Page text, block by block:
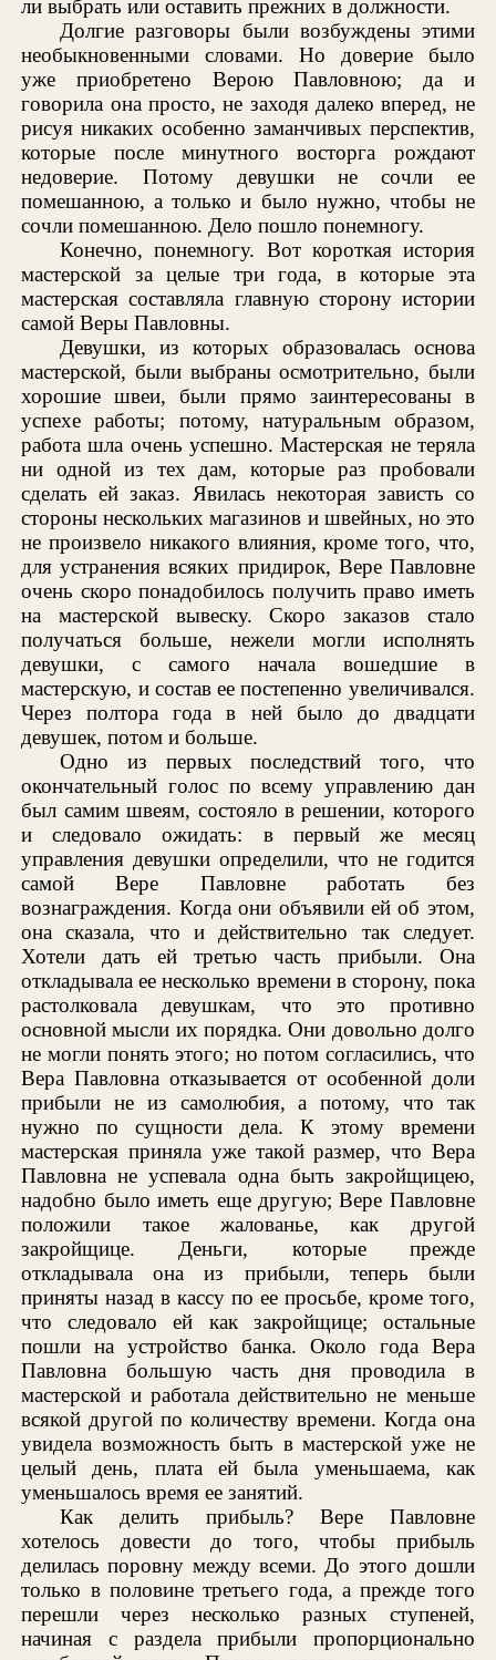
ли выбрать или оставить прежних в должности.
Долгие разговоры были возбуждены этими
необыкновенными словами. Но доверие было
уже приобретено Верою Павловною; да и
говорила она просто, не заходя далеко вперед, не
рисуя никаких особенно заманчивых перспектив,
которые после минутного восторга рождают
недоверие. Потому девушки не сочли ее
помешанною, а только и было нужно, чтобы не
сочли помешанною. Дело пошло понемногу.
Конечно, понемногу. Вот короткая история
мастерской за целые три года, в которые эта
мастерская составляла главную сторону истории
самой Веры Павловны.
Девушки, из которых образовалась основа
мастерской, были выбраны осмотрительно, были
хорошие швеи, были прямо заинтересованы в
успехе работы; потому, натуральным образом,
работа шла очень успешно. Мастерская не теряла
ни одной из тех дам, которые раз пробовали
сделать ей заказ. Явилась некоторая зависть со
стороны нескольких магазинов и швейных, но это
не произвело никакого влияния, кроме того, что,
для устранения всяких придирок, Вере Павловне
очень скоро понадобилось получить право иметь
на мастерской вывеску. Скоро заказов стало
получаться больше, нежели могли исполнять
девушки, с самого начала вошедшие в
мастерскую, и состав ее постепенно увеличивался.
Через полтора года в ней было до двадцати
девушек, потом и больше.
Одно из первых последствий того, что
окончательный голос по всему управлению дан
был самим швеям, состояло в решении, которого
и следовало ожидать: в первый же месяц
управления девушки определили, что не годится
самой Вере Павловне работать без
вознаграждения. Когда они объявили ей об этом,
она сказала, что и действительно так следует.
Хотели дать ей третью часть прибыли. Она
откладывала ее несколько времени в сторону, пока
растолковала девушкам, что это противно
основной мысли их порядка. Они довольно долго
не могли понять этого; но потом согласились, что
Вера Павловна отказывается от особенной доли
прибыли не из самолюбия, а потому, что так
нужно по сущности дела. К этому времени
мастерская приняла уже такой размер, что Вера
Павловна не успевала одна быть закройщицею,
надобно было иметь еще другую; Вере Павловне
положили такое жалованье, как другой
закройщице. Деньги, которые прежде
откладывала она из прибыли, теперь были
приняты назад в кассу по ее просьбе, кроме того,
что следовало ей как закройщице; остальные
пошли на устройство банка. Около года Вера
Павловна большую часть дня проводила в
мастерской и работала действительно не меньше
всякой другой по количеству времени. Когда она
увидела возможность быть в мастерской уже не
целый день, плата ей была уменьшаема, как
уменьшалось время ее занятий.
Как делить прибыль? Вере Павловне
хотелось довести до того, чтобы прибыль
делилась поровну между всеми. До этого дошли
только в половине третьего года, а прежде того
перешли через несколько разных ступеней,
начиная с раздела прибыли пропорционально